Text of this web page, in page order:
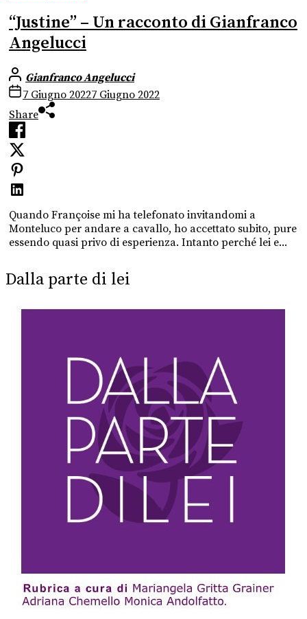
“Justine” – Un racconto di Gianfranco
Angelucci
Gianfranco Angelucci
7 Giugno 20227 Giugno 2022
Share
Quando Françoise mi ha telefonato invitandomi a
Monteluco per andare a cavallo, ho accettato subito, pure
essendo quasi privo di esperienza. Intanto perché lei e...
Dalla parte di lei